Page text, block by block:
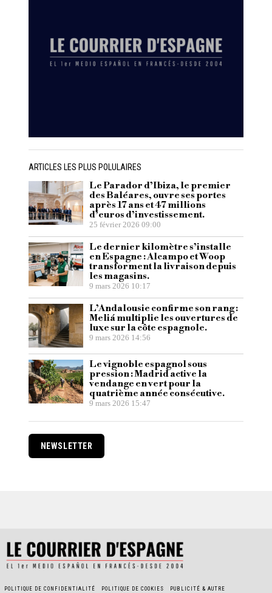
ARTICLES LES PLUS POLULAIRES
Le Parador d’Ibiza, le premier
des Baléares, ouvre ses portes
après 17 ans et 47 millions
d’euros d’investissement.
25 février 2026 09:00
Le dernier kilomètre s’installe
en Espagne : Alcampo et Woop
transforment la livraison depuis
les magasins.
9 mars 2026 10:17
L’Andalousie confirme son rang :
Meliá multiplie les ouvertures de
luxe sur la côte espagnole.
9 mars 2026 14:56
Le vignoble espagnol sous
pression : Madrid active la
vendange en vert pour la
quatrième année consécutive.
9 mars 2026 15:47
NEWSLETTER
POLITIQUE DE CONFIDENTIALITÉ POLITIQUE DE COOKIES PUBLICITÉ & AUTRE